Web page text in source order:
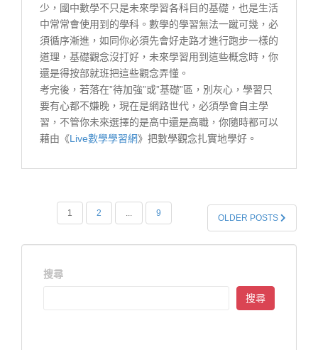
少，國中數學不只是未來學習各科目的基礎，也是生活
中常常會使用到的學科。數學的學習無法一蹴可幾，必
須循序漸進，如同你必須先會好走路才進行跑步一樣的
道理，基礎觀念沒打好，未來學習用到這些概念時，你
還是得按部就班把這些觀念弄懂。
考完後，若落在”待加強”或”基礎”區，別灰心，學習只
要有心都不嫌晚，現在是網路世代，必須學會自主學
習，不管你未來選擇的是高中還是高職，你隨時都可以
藉由《Live數學學習網》把數學觀念扎實地學好。
分
1 2 ... 9 OLDER POSTS
搜尋
搜尋